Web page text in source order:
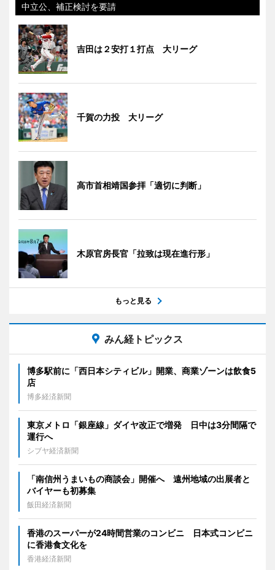
中立公、補正検討を要請
吉田は２安打１打点 大リーグ
千賀の力投 大リーグ
高市首相靖国参拝「適切に判断」
木原官房長官「拉致は現在進行形」
もっと見る
みん経トピックス
博多駅前に「西日本シティビル」開業、商業ゾーンは飲食5
店
博多経済新聞
東京メトロ「銀座線」ダイヤ改正で増発 日中は3分間隔で
運行へ
シブヤ経済新聞
「南信州うまいもの商談会」開催へ 遠州地域の出展者と
バイヤーも初募集
飯田経済新聞
香港のスーパーが24時間営業のコンビニ 日本式コンビニ
に香港食文化を
香港経済新聞